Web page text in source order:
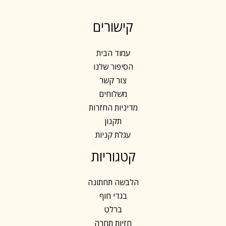
קישורים
עמוד הבית
הסיפור שלנו
צור קשר
משלוחים
מדיניות החזרות
תקנון
עגלת קניות
קטגוריות
הלבשה תחתונה
בגדי חוף
ברלט
חזיות תחרה